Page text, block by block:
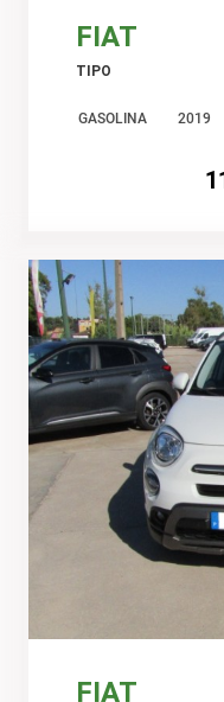
FIAT
TIPO
GASOLINA 2019
FIAT